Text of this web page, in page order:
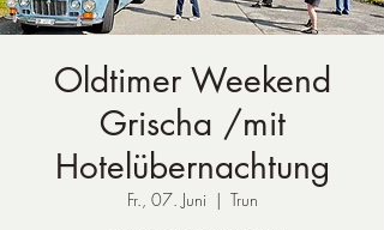
Oldtimer Weekend
Grischa /mit
Hotelübernachtung
Fr., 07. Juni
  |
Trun